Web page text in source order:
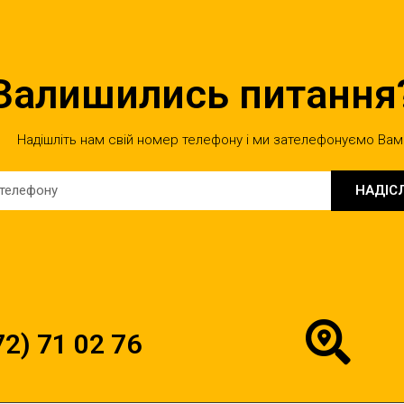
Надішліть нам свій номер телефону і ми зателефонуємо
71 02 76